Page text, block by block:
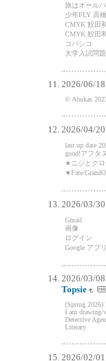
旅はオール
少年FLY 高
CMYK 鮫田
CMYK 鮫田
コバシコ
大学入試問
2026/06/
© Abukas
2026/04/
last up date
good!アフタ
★ニジとクロ
★Fate/
2026/03/
Gmail
画像
ログイン
Google アプリ
2026/03/
Topsie
(Spring 2026)
I am drawing/
Detective
Literary
2026/02/